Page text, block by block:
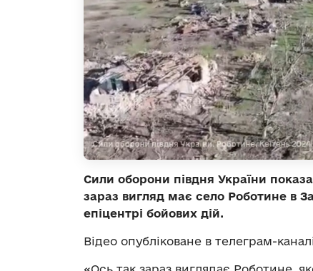
Сили оборони півдня України
зараз вигляд має село Роботине в
епіцентрі бойових дій.
Відео опубліковане в телеграм-